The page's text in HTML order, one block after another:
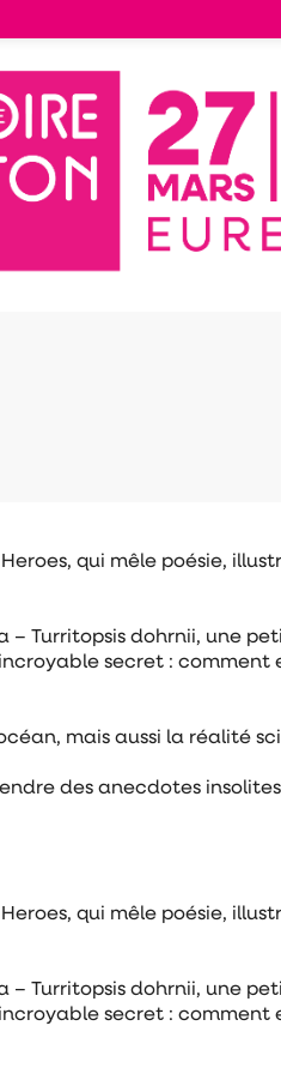
qui mêle poésie,
– Turritopsis dohrnii, une
secret :
mais aussi la réalité
des anecdotes
qui mêle poésie,
– Turritopsis dohrnii, une
secret :